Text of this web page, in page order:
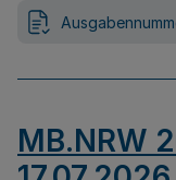
MB.NRW